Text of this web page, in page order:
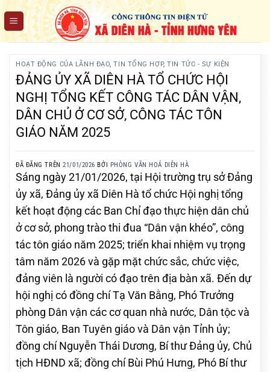
Chuyển
đến
nội
HOẠT ĐỘNG CỦA LÃNH ĐẠO,TIN TỔNG HỢP,TIN TỨC - SỰ KIỆN
ĐẢNG ỦY XÃ DIÊN HÀ TỔ CHỨC HỘI
NGHỊ TỔNG KẾT CÔNG TÁC DÂN VẬN,
DÂN CHỦ Ở CƠ SỞ, CÔNG TÁC TÔN
GIÁO NĂM 2025
ĐÃ ĐĂNG TRÊN21/01/2026 BỞI PHÒNG VĂN HOÁ DIÊN HÀ
Sáng ngày 21/01/2026, tại Hội trường trụ sở Đảng
ủy xã, Đảng ủy xã Diên Hà tổ chức Hội nghị tổng
kết hoạt động các Ban Chỉ đạo thực hiện dân chủ
ở cơ sở, phong trào thi đua “Dân vận khéo”, công
tác tôn giáo năm 2025; triển khai nhiệm vụ trọng
tâm năm 2026 và gặp mặt chức sắc, chức việc,
đảng viên là người có đạo trên địa bàn xã. Đến dự
hội nghị có đồng chí Tạ Văn Bằng, Phó Trưởng
phòng Dân vận các cơ quan nhà nước, Dân tộc và
Tôn giáo, Ban Tuyên giáo và Dân vận Tỉnh ủy;
đồng chí Nguyễn Thái Dương, Bí thư Đảng ủy, Chủ
tịch HĐND xã; đồng chí Bùi Phú Hưng, Phó Bí thư